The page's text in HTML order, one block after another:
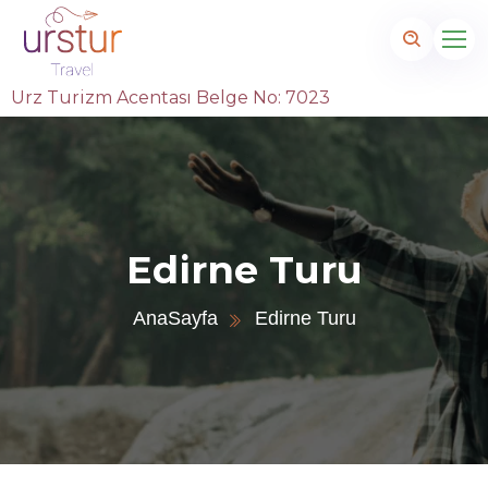
Urz Turizm Acentası Belge No: 7023
Edirne Turu
AnaSayfa Edirne Turu